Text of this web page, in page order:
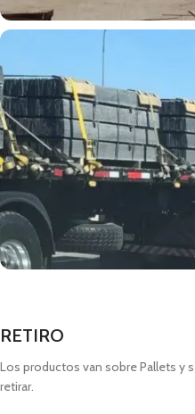
RETIRO
Los productos van sobre Pallets y
retirar.